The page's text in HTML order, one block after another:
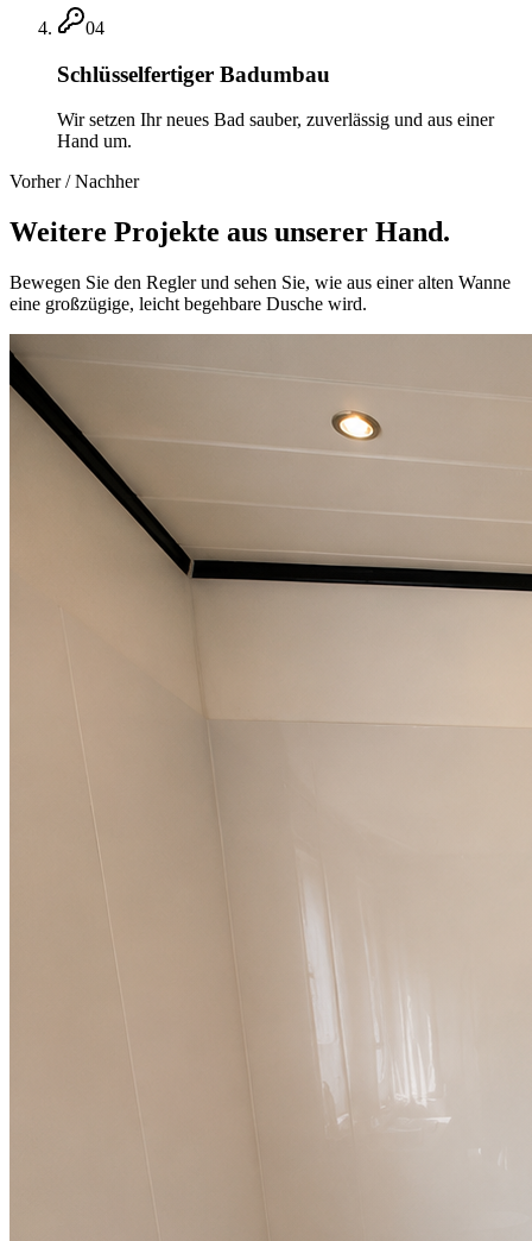
04
Schlüsselfertiger Badumbau
Wir setzen Ihr neues Bad sauber, zuverlässig und aus einer
Hand um.
Vorher / Nachher
Weitere Projekte aus unserer Hand.
Bewegen Sie den Regler und sehen Sie, wie aus einer alten Wanne
eine großzügige, leicht begehbare Dusche wird.